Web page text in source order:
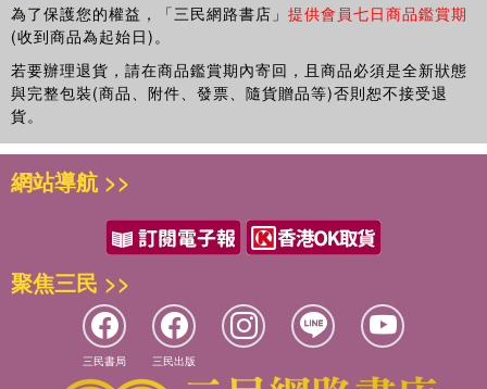
為了保護您的權益，「三民網路書店」 提供會員七日商品鑑賞期
(收到商品為起始日)。
若要辦理退貨，請在商品鑑賞期內寄回，且商品必須是全新狀態
與完整包裝(商品、附件、發票、隨貨贈品等)否則恕不接受退
貨。
網站導航 >>
聚焦三民 >>
三民書局 三民出版